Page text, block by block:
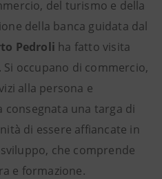
del turismo e della
della banca guidata dal
Pedroli ha fatto visita
Si occupano di commercio,
alla persona e
una targa di
di essere affiancate in
che comprende
e formazione.